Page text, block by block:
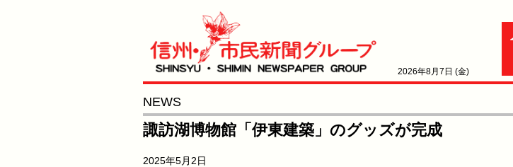
2026年8月7日 (金)
NEWS
諏訪湖博物館「伊東建築」のグッズが完成
2025年5月2日